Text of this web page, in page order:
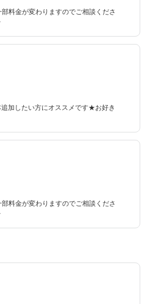
料金が変わりますのでご相談くださ
加したい方にオススメです★お好き
料金が変わりますのでご相談くださ